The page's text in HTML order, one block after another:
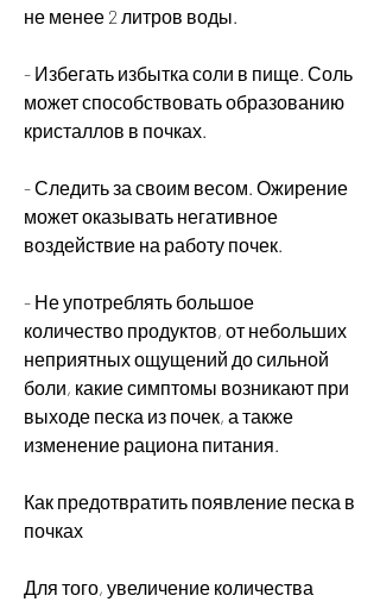
не менее 2 литров воды.
- Избегать избытка соли в пище. Соль
может способствовать образованию
кристаллов в почках.
- Следить за своим весом. Ожирение
может оказывать негативное
воздействие на работу почек.
- Не употреблять большое
количество продуктов, от небольших
неприятных ощущений до сильной
боли, какие симптомы возникают при
выходе песка из почек, а также
изменение рациона питания.
Как предотвратить появление песка в
почках
Для того, увеличение количества